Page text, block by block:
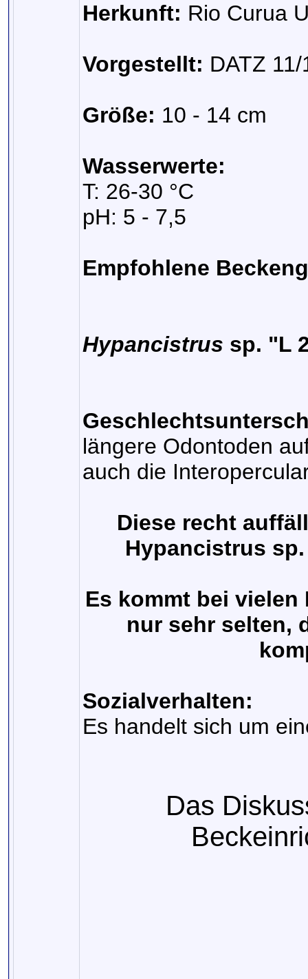
Herkunft: Rio Curua
Vorgestellt: DATZ
Größe: 10 - 14 cm
Wasserwerte:
T: 26-30 °C
pH: 5 - 7,5
Empfohlene
Hypancistrus sp. "L
längere Odontoden
auch die
Diese recht
Hypancistrus
Es kommt bei
nur sehr selten,
Sozialverhalten:
Es handelt sich um
Das